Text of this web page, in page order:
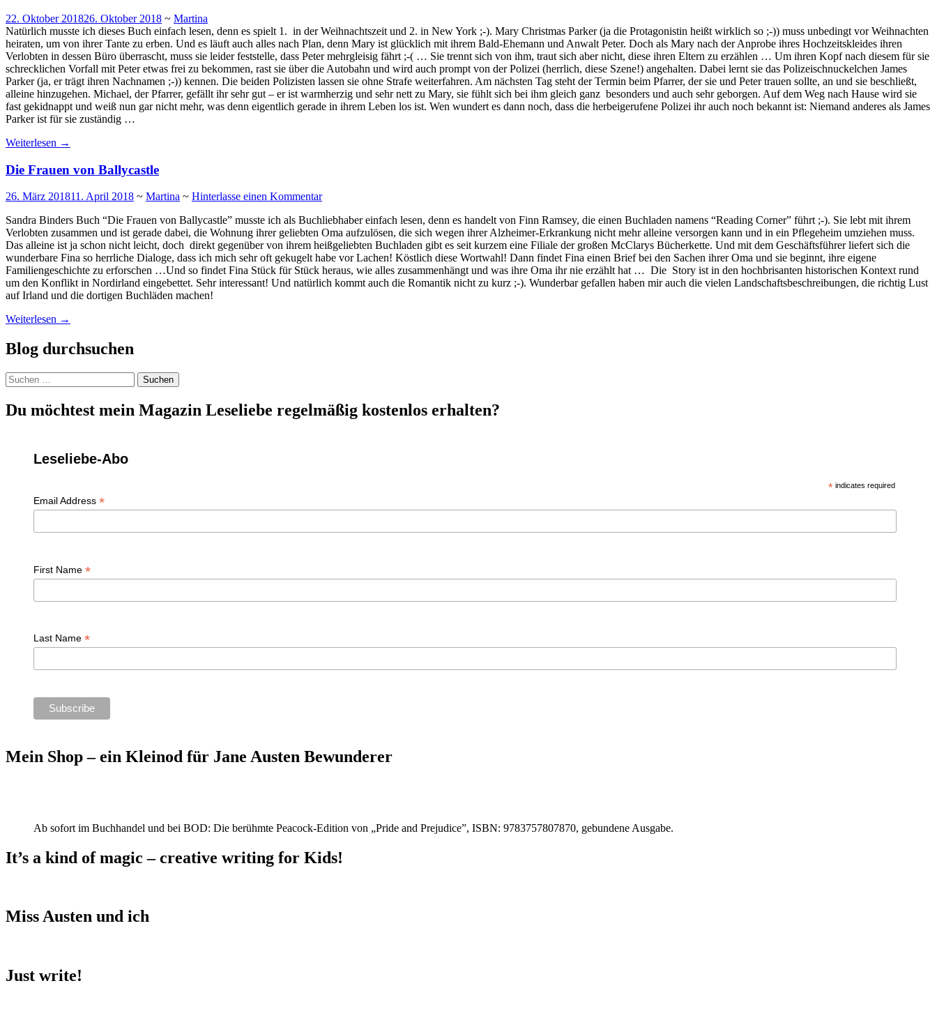
22. Oktober 201826. Oktober 2018 ~ Martina
Natürlich musste ich dieses Buch einfach lesen, denn es spielt 1. in der Weihnachtszeit und 2. in New York ;-). Mary Christmas Parker (ja die Protagonistin heißt wirklich so ;-)) muss unbedingt vor Weihnachten
heiraten, um von ihrer Tante zu erben. Und es läuft auch alles nach Plan, denn Mary ist glücklich mit ihrem Bald-Ehemann und Anwalt Peter. Doch als Mary nach der Anprobe ihres Hochzeitskleides ihren
Verlobten in dessen Büro überrascht, muss sie leider feststelle, dass Peter mehrgleisig fährt ;-( … Sie trennt sich von ihm, traut sich aber nicht, diese ihren Eltern zu erzählen … Um ihren Kopf nach diesem für sie
schrecklichen Vorfall mit Peter etwas frei zu bekommen, rast sie über die Autobahn und wird auch prompt von der Polizei (herrlich, diese Szene!) angehalten. Dabei lernt sie das Polizeischnuckelchen James
Parker (ja, er trägt ihren Nachnamen ;-)) kennen. Die beiden Polizisten lassen sie ohne Strafe weiterfahren. Am nächsten Tag steht der Termin beim Pfarrer, der sie und Peter trauen sollte, an und sie beschließt,
alleine hinzugehen. Michael, der Pfarrer, gefällt ihr sehr gut – er ist warmherzig und sehr nett zu Mary, sie fühlt sich bei ihm gleich ganz besonders und auch sehr geborgen. Auf dem Weg nach Hause wird sie
fast gekidnappt und weiß nun gar nicht mehr, was denn eigentlich gerade in ihrem Leben los ist. Wen wundert es dann noch, dass die herbeigerufene Polizei ihr auch noch bekannt ist: Niemand anderes als James
Parker ist für sie zuständig …
Weiterlesen →
Die Frauen von Ballycastle
26. März 201811. April 2018 ~ Martina ~ Hinterlasse einen Kommentar
Sandra Binders Buch “Die Frauen von Ballycastle” musste ich als Buchliebhaber einfach lesen, denn es handelt von Finn Ramsey, die einen Buchladen namens “Reading Corner” führt ;-). Sie lebt mit ihrem
Verlobten zusammen und ist gerade dabei, die Wohnung ihrer geliebten Oma aufzulösen, die sich wegen ihrer Alzheimer-Erkrankung nicht mehr alleine versorgen kann und in ein Pflegeheim umziehen muss.
Das alleine ist ja schon nicht leicht, doch direkt gegenüber von ihrem heißgeliebten Buchladen gibt es seit kurzem eine Filiale der großen McClarys Bücherkette. Und mit dem Geschäftsführer liefert sich die
wunderbare Fina so herrliche Dialoge, dass ich mich sehr oft gekugelt habe vor Lachen! Köstlich diese Wortwahl! Dann findet Fina einen Brief bei den Sachen ihrer Oma und sie beginnt, ihre eigene
Familiengeschichte zu erforschen …Und so findet Fina Stück für Stück heraus, wie alles zusammenhängt und was ihre Oma ihr nie erzählt hat … Die Story ist in den hochbrisanten historischen Kontext rund
um den Konflikt in Nordirland eingebettet. Sehr interessant! Und natürlich kommt auch die Romantik nicht zu kurz ;-). Wunderbar gefallen haben mir auch die vielen Landschaftsbeschreibungen, die richtig Lust
auf Irland und die dortigen Buchläden machen!
Weiterlesen →
Blog durchsuchen
Suchen
nach:
Du möchtest mein Magazin Leseliebe regelmäßig kostenlos erhalten?
Leseliebe-Abo
* indicates required
Email Address *
First Name *
Last Name *
Mein Shop – ein Kleinod für Jane Austen Bewunderer
Ab sofort im Buchhandel und bei BOD: Die berühmte Peacock-Edition von „Pride and Prejudice”, ISBN: 9783757807870, gebundene Ausgabe.
It’s a kind of magic – creative writing for Kids!
Miss Austen und ich
Just write!